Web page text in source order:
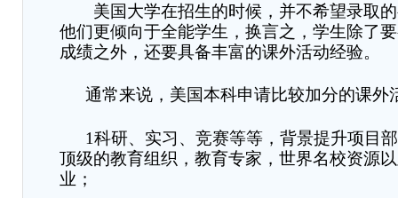
美国大学在招生的时候，并不希望录取
他们更倾向于全能学生， 换言之 ，学生除了
成绩之外，还要具备丰富的课外活动经验。
通常来说，美国本科申请比较加分的课外
1科研、实习、竞赛等等 ，背景提升项目
顶级的教育组织，教育专家，世界名校资源
业；